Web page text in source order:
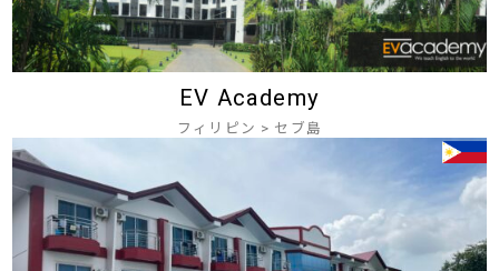
EV Academy
フィリピン > セブ島